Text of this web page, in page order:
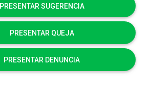
PRESENTAR SUGERENCIA
PRESENTAR QUEJA
PRESENTAR DENUNCIA